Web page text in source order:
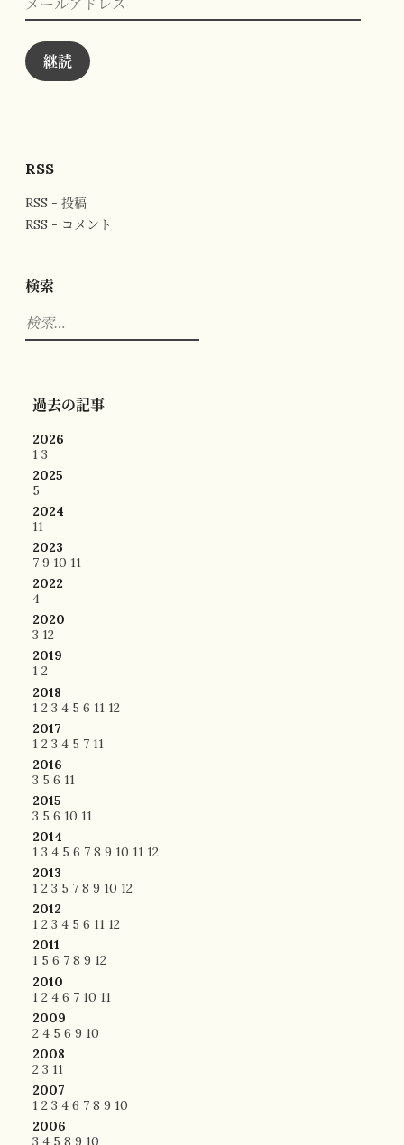
ー
ル
ア
ド
レ
継読
RSS
RSS - 投稿
RSS - コメント
検索
検
索:
過去の記事
2026
1 3
2025
5
2024
11
2023
7 9 10 11
2022
4
2020
3 12
2019
1 2
2018
1 2 3 4 5 6 11 12
2017
1 2 3 4 5 7 11
2016
3 5 6 11
2015
3 5 6 10 11
2014
1 3 4 5 6 7 8 9 10 11 12
2013
1 2 3 5 7 8 9 10 12
2012
1 2 3 4 5 6 11 12
2011
1 5 6 7 8 9 12
2010
1 2 4 6 7 10 11
2009
2 4 5 6 9 10
2008
2 3 11
2007
1 2 3 4 6 7 8 9 10
2006
3 4 5 8 9 10